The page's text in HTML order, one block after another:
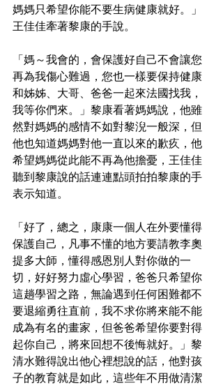
媽媽只希望你能不要生病健康就好。」
王佳佳牽著黎康的手說。
「媽～我會的，會保護好自己不會讓您
再為我傷心難過，您也一樣要保持健康
和姊姊、大哥、爸爸一起來法國找我，
我等你們來。」黎康看著媽媽說，他雖
然對媽媽的感情不如對黎淣一般深，但
他也知道媽媽對他一直以來的歉疚，他
希望媽媽從此能不再為他擔憂，王佳佳
聽到黎康說的話連連點頭拍拍黎康的手
表示知道。
「好了，總之，康康一個人在外要懂得
保護自己，凡事不懂的地方要請教李奧
提多大師，懂得感恩別人對你做的一
切，好好努力虛心學習，爸爸只希望你
這趟學習之路，無論遇到任何困難都不
要退縮勇往直前，我不求你將來能不能
成為有名的畫家，但爸爸希望你要對得
起你自己，將來回想不後悔就好。」黎
清水難得說出他心裡想說的話，他對孩
子的教育就是如此，這些年不用做清潔